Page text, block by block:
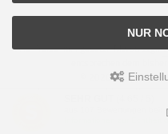
Alle Preise inkl. gesetzl. MwSt. zzgl.
© 2026
NUR
Bewertungen bei: